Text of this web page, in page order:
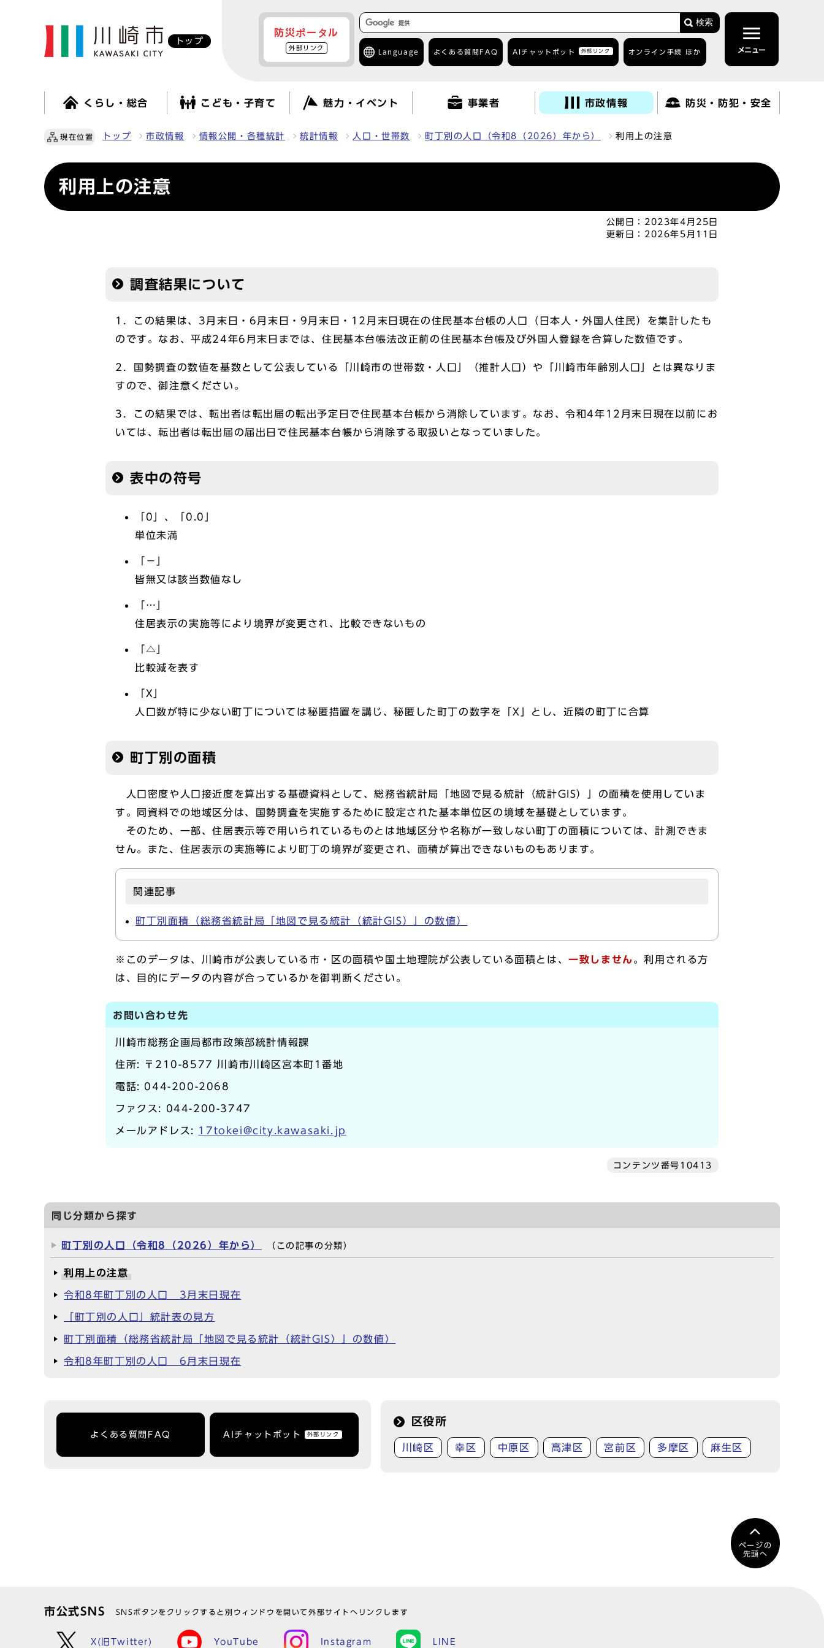
トップ
防災ポータル
外部リンク
検索
Language よくある質問 FAQ AIチャットボット 外部リンク オンライン手続 ほか メニュー
くらし・総合 こども・子育て 魅力・イベント 事業者 市政情報 防災・防犯・安全
現在位置 トップ 市政情報 情報公開・各種統計 統計情報 人口・世帯数 町丁別の人口（令和8（2026）年から） 利用上の注意
利用上の注意
公開日： 2023年4月25日
更新日： 2026年5月11日
調査結果について
1．この結果は、3月末日・6月末日・9月末日・12月末日現在の住民基本台帳の人口（日本人・外国人住民）を集計したも
のです。なお、平成24年6月末日までは、住民基本台帳法改正前の住民基本台帳及び外国人登録を合算した数値です。
2．国勢調査の数値を基数として公表している「川崎市の世帯数・人口」（推計人口）や「川崎市年齢別人口」とは異なりま
すので、御注意ください。
3．この結果では、転出者は転出届の転出予定日で住民基本台帳から消除しています。なお、令和4年12月末日現在以前にお
いては、転出者は転出届の届出日で住民基本台帳から消除する取扱いとなっていました。
表中の符号
「0」、「0.0」
単位未満
「－」
皆無又は該当数値なし
「…」
住居表示の実施等により境界が変更され、比較できないもの
「△」
比較減を表す
「X」
人口数が特に少ない町丁については秘匿措置を講じ、秘匿した町丁の数字を「X」とし、近隣の町丁に合算
町丁別の面積
人口密度や人口接近度を算出する基礎資料として、総務省統計局「地図で見る統計（統計GIS）」の面積を使用していま
す。同資料での地域区分は、国勢調査を実施するために設定された基本単位区の境域を基礎としています。
そのため、一部、住居表示等で用いられているものとは地域区分や名称が一致しない町丁の面積については、計測できま
せん。また、住居表示の実施等により町丁の境界が変更され、面積が算出できないものもあります。
関連記事
町丁別面積（総務省統計局「地図で見る統計（統計GIS）」の数値）
※このデータは、川崎市が公表している市・区の面積や国土地理院が公表している面積とは、一致しません 。利用される方
は、目的にデータの内容が合っているかを御判断ください。
お問い合わせ先
川崎市総務企画局都市政策部統計情報課
住所: 〒210-8577 川崎市川崎区宮本町1番地
電話: 044-200-2068
ファクス: 044-200-3747
メールアドレス: 17tokei@city.kawasaki.jp
コンテンツ番号10413
同じ分類から探す
町丁別の人口（令和8（2026）年から） （この記事の分類）
利用上の注意
令和8年町丁別の人口 3月末日現在
「町丁別の人口」統計表の見方
町丁別面積（総務省統計局「地図で見る統計（統計GIS）」の数値）
令和8年町丁別の人口 6月末日現在
よくある質問FAQ AIチャットボット 外部リンク
区役所
川崎区 幸区 中原区 高津区 宮前区 多摩区 麻生区
ページの
先頭へ
市公式SNS SNSボタンをクリックすると別ウィンドウを開いて外部サイトへリンクします
X(旧Twitter) YouTube Instagram LINE